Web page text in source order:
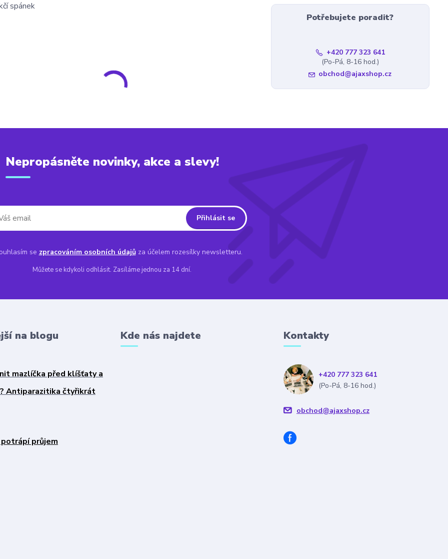
spánek
Potřebujete poradit?
+420 777 323 641
(Po-Pá, 8-16 hod.)
obchod@ajaxshop.cz
Nepropásněte novinky, akce a slevy!
Přihlásit se
se zpracováním osobních údajůza účelem rozesílky newsletteru.
Můžete se kdykoli odhlásit. Zasíláme jednou za 14 dní.
na blogu
mazlíčka před klíšťaty a
Antiparazitika čtyřikrát
potrápí průjem
Kde nás najdete Kontakty
+420 777 323 641
(Po-Pá, 8-16 hod.)
obchod@ajaxshop.cz